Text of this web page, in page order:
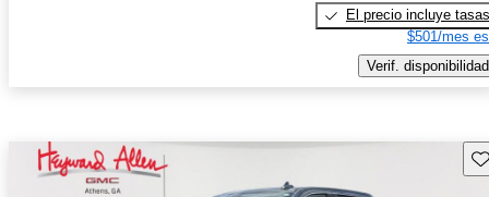
El precio incluye tasas
$501/mes
Verif. disponibilidad